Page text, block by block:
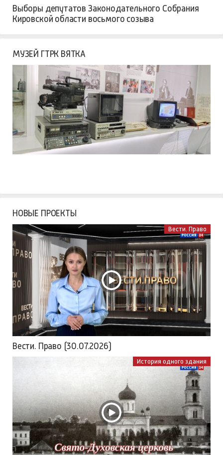
Выборы депутатов Законодательного Собрания
Кировской области восьмого созыва
МУЗЕЙ ГТРК ВЯТКА
НОВЫЕ ПРОЕКТЫ
Вести. Право
Вести. Право (30.07.2026)
История одного здания